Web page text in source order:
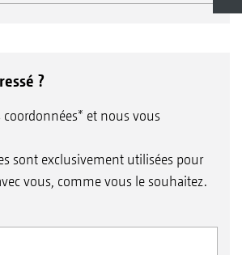
?
coordonnées* et nous vous
sont exclusivement utilisées pour
vous, comme vous le souhaitez.